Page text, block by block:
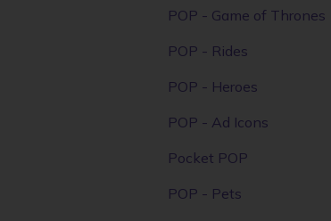
POP - Game of Thrones
POP - Rides
POP - Heroes
POP - Ad Icons
Pocket POP
POP - Pets